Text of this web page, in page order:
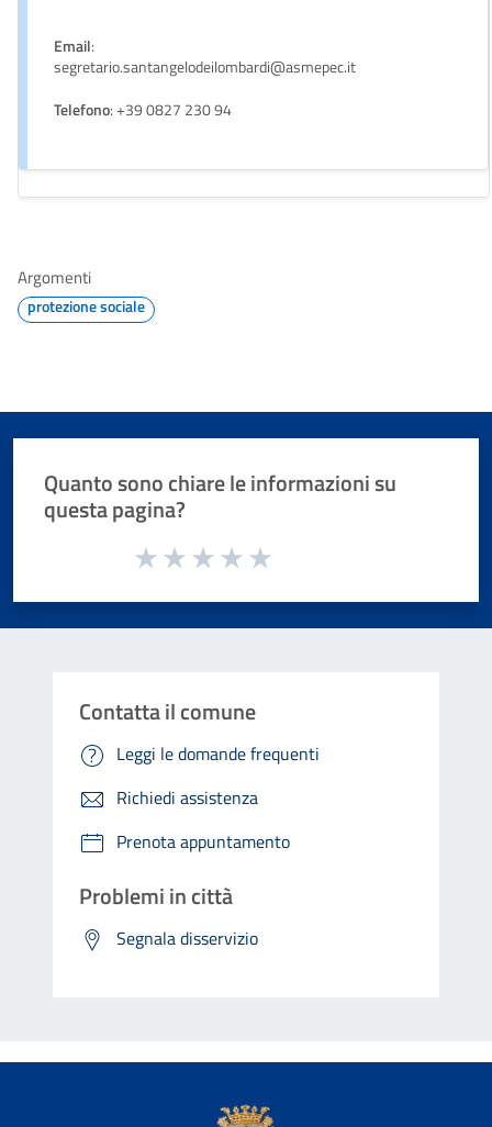
Email:
segretario.santangelodeilombardi@asmepec.it
Telefono: +39 0827 230 94
Argomenti
protezione sociale
Quanto sono chiare le informazioni su
questa pagina?
Valuta da 1 a 5 stelle la pagina
Contatta il comune
Leggi le domande frequenti
Richiedi assistenza
Prenota appuntamento
Problemi in città
Segnala disservizio